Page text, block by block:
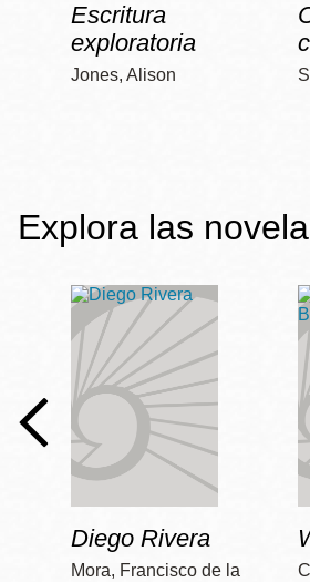
Escritura
exploratoria
Jones, Alison
Explora las
Diego Rivera
Mora, Francisco de la